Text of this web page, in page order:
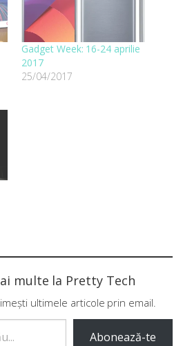
Gadget Week: 16-24 aprilie
2017
25/04/2017
multe la Pretty Tech
ultimele articole prin email.
Abonează-te